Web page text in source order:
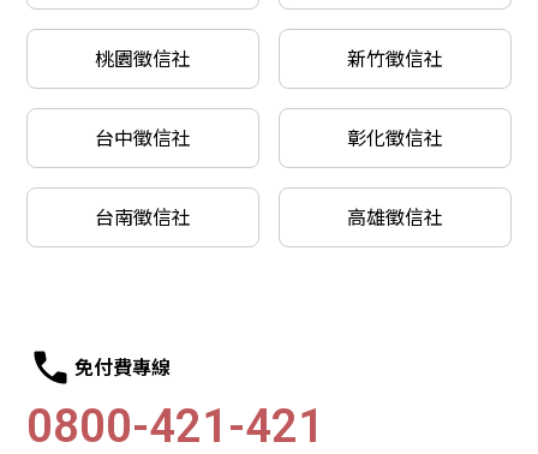
桃園徵信社 新竹徵信社
台中徵信社 彰化徵信社
台南徵信社 高雄徵信社
免付費專線
0800-421-421